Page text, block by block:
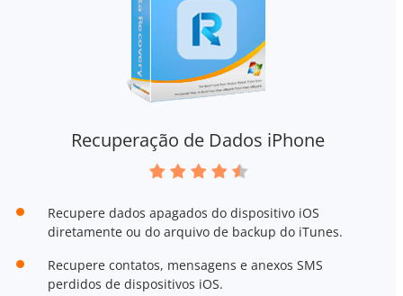
Recuperação de Dados iPhone
Recupere dados apagados do dispositivo iOS
diretamente ou do arquivo de backup do iTunes.
Recupere contatos, mensagens e anexos SMS
perdidos de dispositivos iOS.